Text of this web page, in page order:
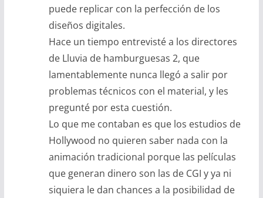
puede replicar con la perfección de los
diseños digitales.
Hace un tiempo entrevisté a los directores
de Lluvia de hamburguesas 2, que
lamentablemente nunca llegó a salir por
problemas técnicos con el material, y les
pregunté por esta cuestión.
Lo que me contaban es que los estudios de
Hollywood no quieren saber nada con la
animación tradicional porque las películas
que generan dinero son las de CGI y ya ni
siquiera le dan chances a la posibilidad de